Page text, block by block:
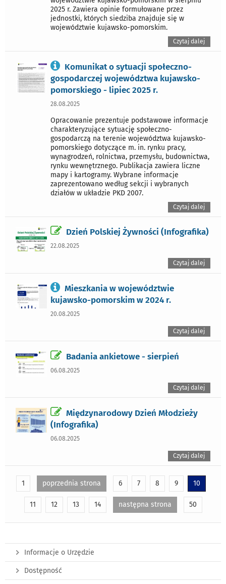
2025 r. Zawiera opinie formułowane przez
jednostki, których siedziba znajduje się w
województwie kujawsko-pomorskim.
Czytaj dalej
Komunikat o sytuacji społeczno-
gospodarczej województwa kujawsko-
pomorskiego - lipiec 2025 r.
28.08.2025
Opracowanie prezentuje podstawowe informacje
charakteryzujące sytuację społeczno-
gospodarczą na terenie województwa kujawsko-
pomorskiego dotyczące m. in. rynku pracy,
wynagrodzeń, rolnictwa, przemysłu, budownictwa,
rynku wewnętrznego. Publikacja zawiera liczne
mapy i kartogramy. Wybrane informacje
zaprezentowano według sekcji i wybranych
działów w układzie PKD 2007.
Czytaj dalej
Dzień Polskiej Żywności (Infografika)
22.08.2025
Czytaj dalej
Mieszkania w województwie
kujawsko-pomorskim w 2024 r.
20.08.2025
Czytaj dalej
Badania ankietowe - sierpień
06.08.2025
Czytaj dalej
Międzynarodowy Dzień Młodzieży
(Infografika)
06.08.2025
Czytaj dalej
1 poprzednia strona 6 7 8 9 10
11 12 13 14 następna strona 50
Informacje o Urzędzie
Dostępność